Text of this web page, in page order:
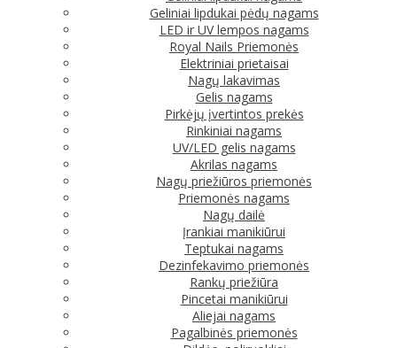
Geliniai lipdukai pėdų nagams
LED ir UV lempos nagams
Royal Nails Priemonės
Elektriniai prietaisai
Nagų lakavimas
Gelis nagams
Pirkėjų įvertintos prekės
Rinkiniai nagams
UV/LED gelis nagams
Akrilas nagams
Nagų priežiūros priemonės
Priemonės nagams
Nagų dailė
Įrankiai manikiūrui
Teptukai nagams
Dezinfekavimo priemonės
Rankų priežiūra
Pincetai manikiūrui
Aliejai nagams
Pagalbinės priemonės